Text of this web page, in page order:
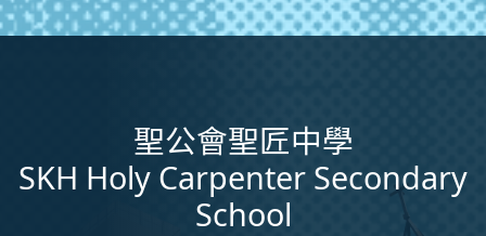
聖公會聖匠中學
SKH Holy Carpenter Secondary
School